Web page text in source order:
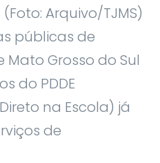
Arquivo/TJMS)
públicas de
Grosso do Sul
do PDDE
na Escola) já
de